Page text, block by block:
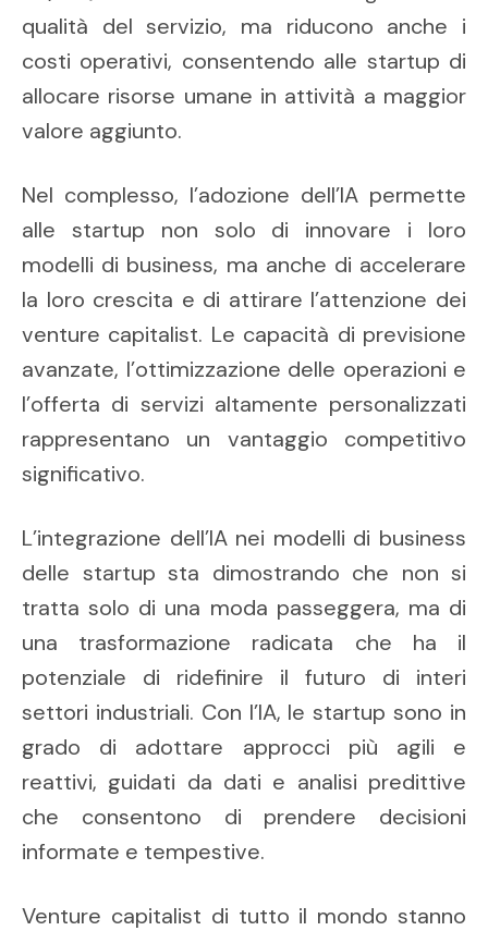
qualità del servizio, ma riducono anche i
costi operativi, consentendo alle startup di
allocare risorse umane in attività a maggior
valore aggiunto.
Nel complesso, l’adozione dell’IA permette
alle startup non solo di innovare i loro
modelli di business, ma anche di accelerare
la loro crescita e di attirare l’attenzione dei
venture capitalist. Le capacità di previsione
avanzate, l’ottimizzazione delle operazioni e
l’offerta di servizi altamente personalizzati
rappresentano un vantaggio competitivo
significativo.
L’integrazione dell’IA nei modelli di business
delle startup sta dimostrando che non si
tratta solo di una moda passeggera, ma di
una trasformazione radicata che ha il
potenziale di ridefinire il futuro di interi
settori industriali. Con l’IA, le startup sono in
grado di adottare approcci più agili e
reattivi, guidati da dati e analisi predittive
che consentono di prendere decisioni
informate e tempestive.
Venture capitalist di tutto il mondo stanno